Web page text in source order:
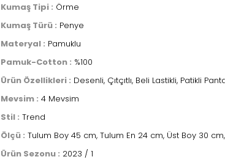
Kumaş Tipi : Örme
Kumaş Türü : Penye
Materyal : Pamuklu
Pamuk-Cotton : %100
Ürün Özellikleri : Desenli, Çıtçıtlı, Beli Lastikli, Patikli
Mevsim : 4 Mevsim
Stil : Trend
Ölçü : Tulum Boy 45 cm, Tulum En 24 cm, Üst Boy 30
Ürün Sezonu : 2023 / 1